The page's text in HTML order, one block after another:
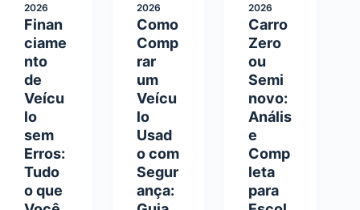
2026
Finan
ciame
nto
de
Veícu
lo
sem
Erros:
Tudo
o que
2026
Como
Comp
rar
um
Veícu
lo
Usad
o com
Segur
ança:
2026
Carro
Zero
ou
Semi
novo:
Anális
e
Comp
leta
para